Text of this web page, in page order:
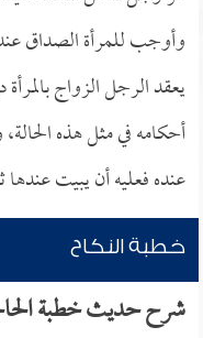
وأوجب للمرأة الصداق عند
يعقد الرجل الزواج
أحكامه في مثل هذه
عنده فعليه أن يبيت عندها
خطبة النكاح
شرح حديث خطبة